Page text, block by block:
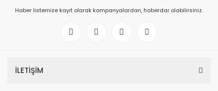
Haber listemize kayıt olarak kampanyalardan, haberdar olabilirsiniz.
İLETİŞİM